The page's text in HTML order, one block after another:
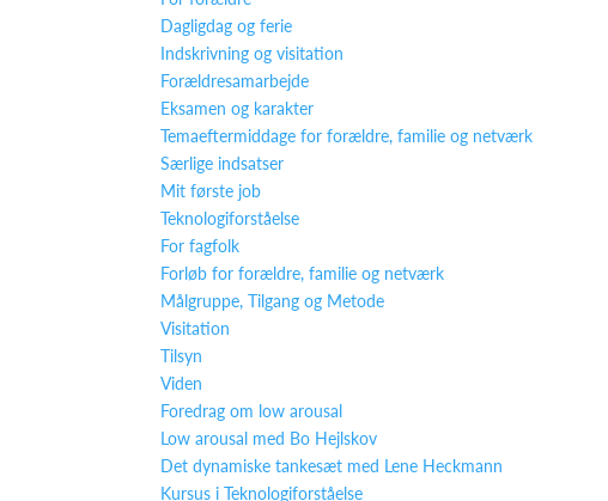
Dagligdag og ferie
Indskrivning og visitation
Forældresamarbejde
Eksamen og karakter
Temaeftermiddage for forældre, familie og netværk
Særlige indsatser
Mit første job
Teknologiforståelse
For fagfolk
Forløb for forældre, familie og netværk
Målgruppe, Tilgang og Metode
Visitation
Tilsyn
Viden
Foredrag om low arousal
Low arousal med Bo Hejlskov
Det dynamiske tankesæt med Lene Heckmann
Kursus i Teknologiforståelse